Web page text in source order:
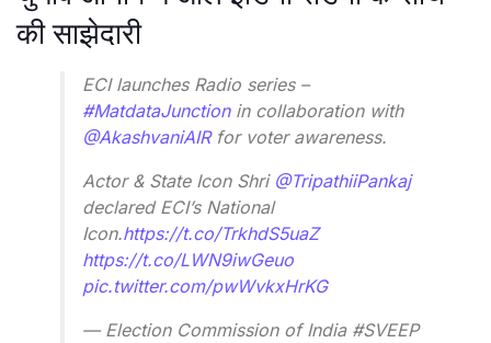
की साझेदारी
ECI launches Radio series –
#MatdataJunctionin collaboration with
@AkashvaniAIRfor voter awareness.
Actor & State Icon Shri @TripathiiPankaj
declared ECI’s National
Icon.https://t.co/TrkhdS5uaZ
https://t.co/LWN9iwGeuo
pic.twitter.com/pwWvkxHrKG
— Election Commission of India #SVEEP